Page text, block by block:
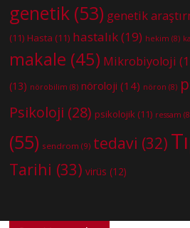
genetik (53) genetik
(11) Hasta (11) hastalık(19) hekim (8)
makale (45) Mikrobiyoloji
(13) nörobilim (8) nöroloji (14) nöron (8)
Psikoloji (28) psikolojik (11) ressam
(55) sendrom (9) tedavi (32)
Tarihi (33) virüs (12)